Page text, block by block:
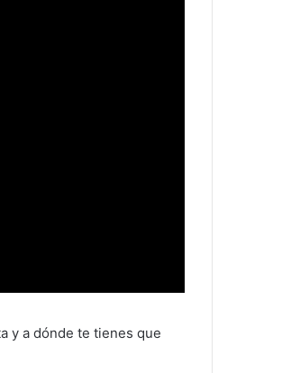
y a dónde te tienes que